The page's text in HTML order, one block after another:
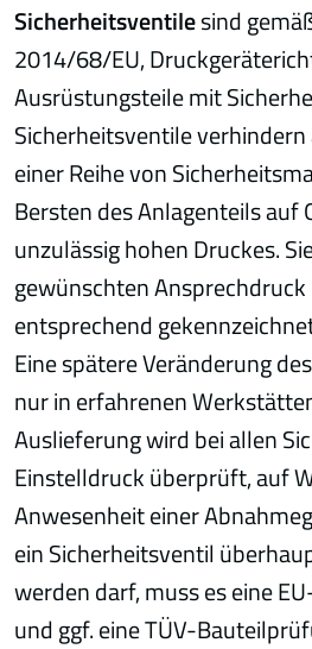
Sicherheitsventilesind
2014/68/EU,
Ausrüstungsteile mit
Sicherheitsventile verhindern
einer Reihe von
Bersten des Anlagenteils auf
unzulässig hohen Druckes.
gewünschten
entsprechend
Eine spätere Veränderung
nur in erfahrenen
Auslieferung wird bei allen
Einstelldruck überprüft, auf
Anwesenheit einer
ein Sicherheitsventil
werden darf, muss es eine
und ggf. eine TÜV-